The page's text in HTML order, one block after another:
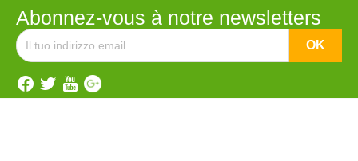
Abonnez-vous à notre newsletters